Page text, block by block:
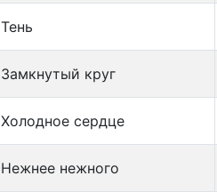
Тень
Замкнутый круг
Холодное сердце
Нежнее нежного